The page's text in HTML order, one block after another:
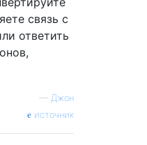
связь с
ответить
— Джон
источник